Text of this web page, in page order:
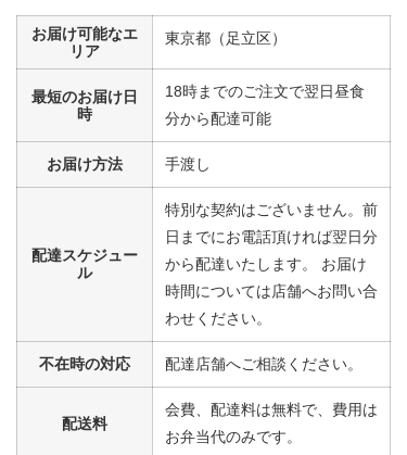
コーン
小松菜
-
※メニューの補足
-
まぐろの煮付けセット
大根
栄養素
-
※メニューの補足
お届け可能なエ
リア
東京都（足立区）
最短のお届け日
時
18時までのご注文で翌日昼食
分から配達可能
お届け方法 手渡し
配達スケジュー
ル
特別な契約はございません。前
日までにお電話頂ければ翌日分
から配達いたします。 お届け
時間については店舗へお問い合
わせください。
不在時の対応 配達店舗へご相談ください。
配送料
会費、配達料は無料で、費用は
お弁当代のみです。